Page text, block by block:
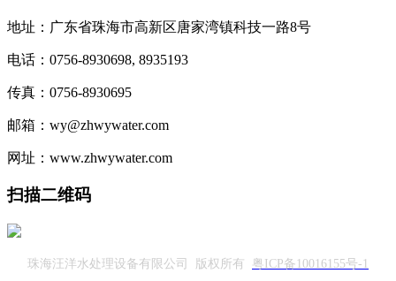
地址：广东省珠海市高新区唐家湾镇科技一路8号
电话：0756-8930698, 8935193
传真：0756-8930695
邮箱：wy@zhwywater.com
网址：www.zhwywater.com
扫描二维码
珠海汪洋水处理设备有限公司 版权所有 粤ICP备10016155号-1